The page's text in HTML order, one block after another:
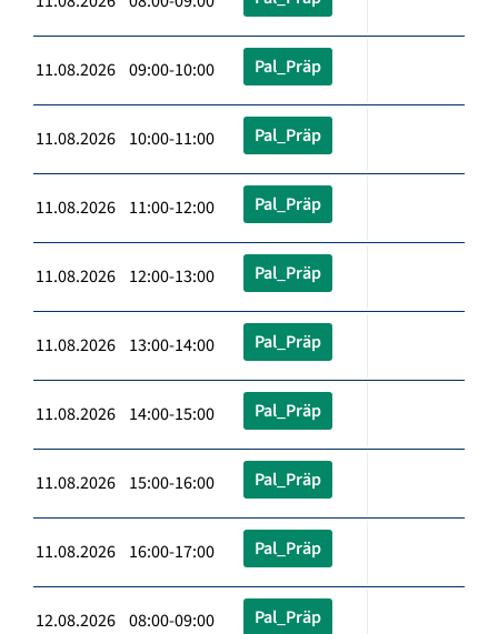
11.08.2026 09:00-10:00 Pal_Präp
11.08.2026 10:00-11:00 Pal_Präp
11.08.2026 11:00-12:00 Pal_Präp
11.08.2026 12:00-13:00 Pal_Präp
11.08.2026 13:00-14:00 Pal_Präp
11.08.2026 14:00-15:00 Pal_Präp
11.08.2026 15:00-16:00 Pal_Präp
11.08.2026 16:00-17:00 Pal_Präp
12.08.2026 08:00-09:00 Pal_Präp